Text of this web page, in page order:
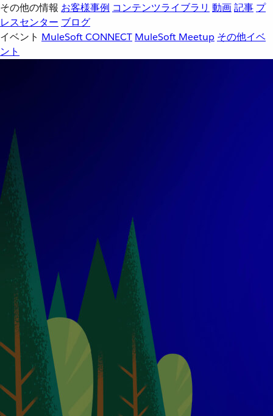
その他の情報 お客様事例 コンテンツライブラリ 動画記事 プ
レスセンター ブログ
イベント MuleSoft CONNECT MuleSoft Meetup その他イベ
ント